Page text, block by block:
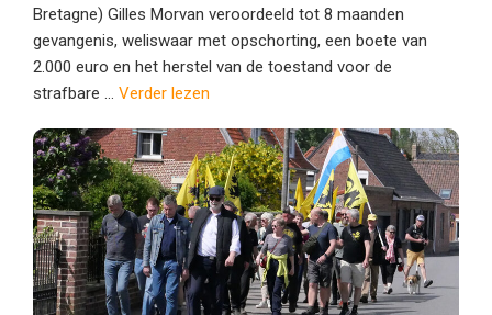
Bretagne) Gilles Morvan veroordeeld tot 8 maanden
gevangenis, weliswaar met opschorting, een boete van
2.000 euro en het herstel van de toestand voor de
strafbare ... Verder lezen